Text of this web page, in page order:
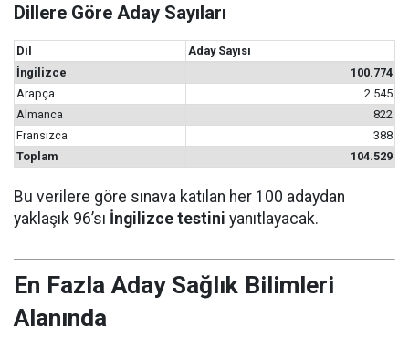
Dillere Göre Aday Sayıları
Dil
Aday Sayısı
İngilizce
100.774
Arapça
2.545
Almanca
822
Fransızca
388
Toplam
104.529
Bu verilere göre sınava katılan her 100 adaydan
yaklaşık 96’sı İngilizce testini yanıtlayacak.
En Fazla Aday Sağlık Bilimleri
Alanında